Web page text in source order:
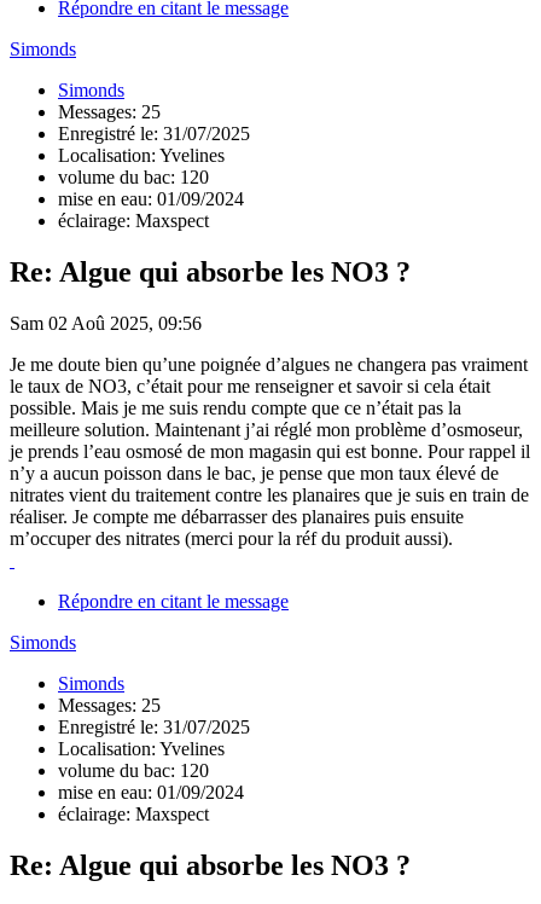
Répondre en citant le message
Simonds
Simonds
Messages: 25
Enregistré le: 31/07/2025
Localisation: Yvelines
volume du bac: 120
mise en eau: 01/09/2024
éclairage: Maxspect
Re: Algue qui absorbe les NO3 ?
Sam 02 Aoû 2025, 09:56
Je me doute bien qu’une poignée d’algues ne changera pas vraiment
le taux de NO3, c’était pour me renseigner et savoir si cela était
possible. Mais je me suis rendu compte que ce n’était pas la
meilleure solution. Maintenant j’ai réglé mon problème d’osmoseur,
je prends l’eau osmosé de mon magasin qui est bonne. Pour rappel il
n’y a aucun poisson dans le bac, je pense que mon taux élevé de
nitrates vient du traitement contre les planaires que je suis en train de
réaliser. Je compte me débarrasser des planaires puis ensuite
m’occuper des nitrates (merci pour la réf du produit aussi).
Répondre en citant le message
Simonds
Simonds
Messages: 25
Enregistré le: 31/07/2025
Localisation: Yvelines
volume du bac: 120
mise en eau: 01/09/2024
éclairage: Maxspect
Re: Algue qui absorbe les NO3 ?